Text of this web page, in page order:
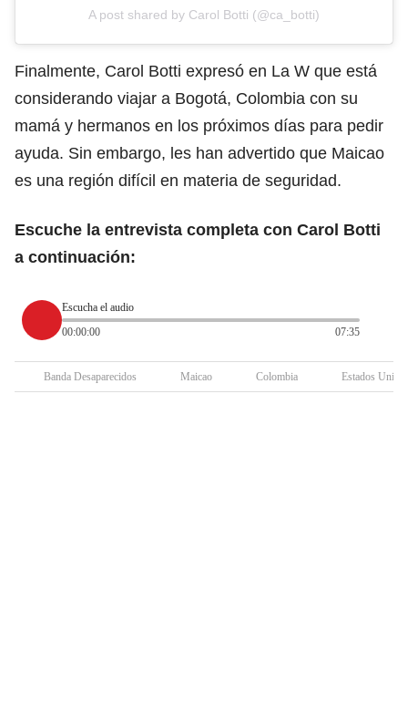
A post shared by Carol Botti (@ca_botti)
Finalmente, Carol Botti expresó en La W que está
considerando viajar a Bogotá, Colombia con su
mamá y hermanos en los próximos días para pedir
ayuda. Sin embargo, les han advertido que Maicao
es una región difícil en materia de seguridad.
Escuche la entrevista completa con Carol Botti
a continuación:
Escucha el audio
00:00:00
07:35
Banda Desaparecidos Maicao Colombia Estados